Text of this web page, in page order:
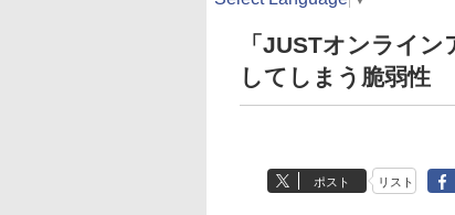
「JUSTオンライ
してしまう脆弱性
ポスト リスト